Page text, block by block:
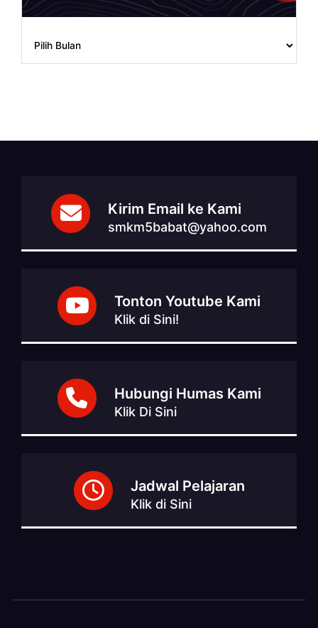
Kirim Email ke Kami
smkm5babat@yahoo.com
Tonton Youtube Kami
Klik di Sini!
Hubungi Humas Kami
Klik Di Sini
Jadwal Pelajaran
Klik di Sini